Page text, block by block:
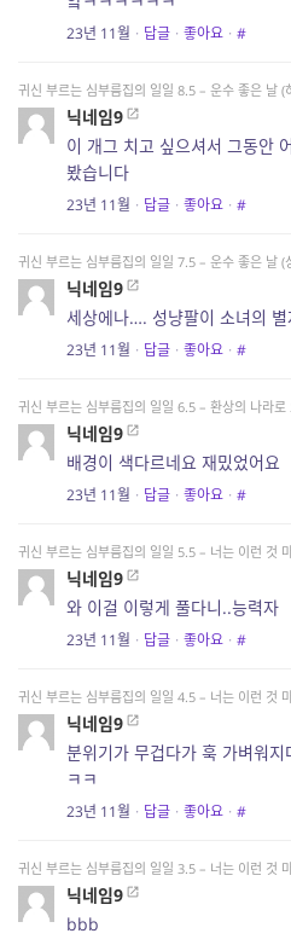
23년 11월 · 답글 · 좋아요 · #
귀신 부르는 심부름집의 일일 8.5 – 운수 좋은 날 (
닉네임9
이 개그 치고 싶으셔서 그동안
봤습니다
23년 11월 · 답글 · 좋아요 · #
귀신 부르는 심부름집의 일일 7.5 – 운수 좋은 날 (
닉네임9
세상에나…. 성냥팔이 소녀의 별
23년 11월 · 답글 · 좋아요 · #
귀신 부르는 심부름집의 일일 6.5 – 환상의 나라로
닉네임9
배경이 색다르네요 재밌었어요
23년 11월 · 답글 · 좋아요 · #
귀신 부르는 심부름집의 일일 5.5 – 너는 이런 것
닉네임9
와 이걸 이렇게 풀다니..능력자
23년 11월 · 답글 · 좋아요 · #
귀신 부르는 심부름집의 일일 4.5 – 너는 이런 것
닉네임9
분위기가 무겁다가 훅 가벼워
ㅋㅋ
23년 11월 · 답글 · 좋아요 · #
귀신 부르는 심부름집의 일일 3.5 – 너는 이런 것
닉네임9
bbb